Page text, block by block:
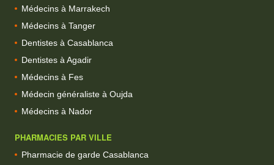
Médecins à Marrakech
Médecins à Tanger
Dentistes à Casablanca
Dentistes à Agadir
Médecins à Fes
Médecin généraliste à Oujda
Médecins à Nador
PHARMACIES PAR VILLE
Pharmacie de garde Casablanca